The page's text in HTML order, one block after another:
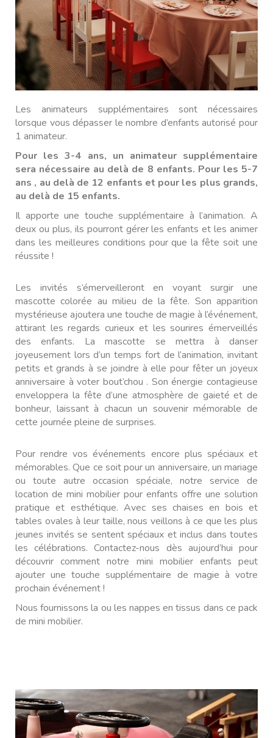
Les animateurs supplémentaires sont nécessaires
lorsque vous dépasser le nombre d’enfants autorisé pour
1 animateur.
Pour les 3-4 ans, un animateur supplémentaire
sera nécessaire au delà de 8 enfants. Pour les 5-7
ans , au delà de 12 enfants et pour les plus grands,
au delà de 15 enfants.
Il apporte une touche supplémentaire à l’animation. A
deux ou plus, ils pourront gérer les enfants et les animer
dans les meilleures conditions pour que la fête soit une
réussite !
Les invités s’émerveilleront en voyant surgir une
mascotte colorée au milieu de la fête. Son apparition
mystérieuse ajoutera une touche de magie à l’événement,
attirant les regards curieux et les sourires émerveillés
des enfants. La mascotte se mettra à danser
joyeusement lors d’un temps fort de l’animation, invitant
petits et grands à se joindre à elle pour fêter un joyeux
anniversaire à voter bout’chou . Son énergie contagieuse
enveloppera la fête d’une atmosphère de gaieté et de
bonheur, laissant à chacun un souvenir mémorable de
cette journée pleine de surprises.
Pour rendre vos événements encore plus spéciaux et
mémorables. Que ce soit pour un anniversaire, un mariage
ou toute autre occasion spéciale, notre service de
location de mini mobilier pour enfants offre une solution
pratique et esthétique. Avec ses chaises en bois et
tables ovales à leur taille, nous veillons à ce que les plus
jeunes invités se sentent spéciaux et inclus dans toutes
les célébrations. Contactez-nous dès aujourd’hui pour
découvrir comment notre mini mobilier enfants peut
ajouter une touche supplémentaire de magie à votre
prochain événement !
Nous fournissons la ou les nappes en tissus dans ce pack
de mini mobilier.